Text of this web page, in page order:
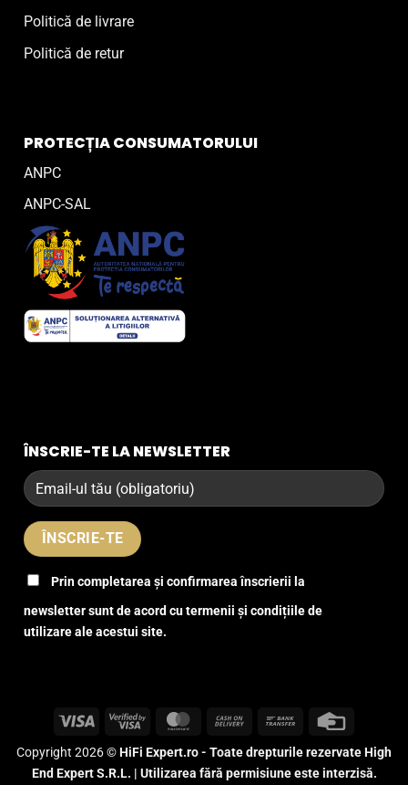
Politică de livrare
Politică de retur
PROTECȚIA CONSUMATORULUI
ANPC
ANPC-SAL
ÎNSCRIE-TE LA NEWSLETTER
Prin completarea și confirmarea înscrierii la
newsletter sunt de acord cu termenii și condițiile de
utilizare ale acestui site.
Visa
Visa
MasterCardCash
Delivery
Bank
Copyright 2026 ©HiFi Expert.ro - Toate drepturile rezervate High
End Expert S.R.L. | Utilizarea fără permisiune este interzisă.